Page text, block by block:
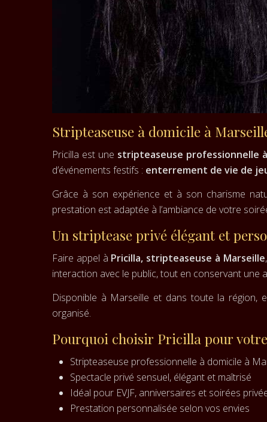
Stripteaseuse à domicile à
Pricilla est une stripteaseuse professionnelle
d’événements festifs : enterrement de vie de
Grâce à son expérience et à son charisme
prestation est adaptée à l’ambiance de votre
Un striptease privé élégant et
Faire appel à Pricilla, stripteaseuse à Marseille
interaction avec le public, tout en conservant une
Disponible à Marseille et dans toute la
organisé.
Pourquoi choisir Pricilla pour
Stripteaseuse professionnelle à domicile à
Spectacle privé sensuel, élégant et maîtrisé
Idéal pour EVJF, anniversaires et soirées
Prestation personnalisée selon vos envies